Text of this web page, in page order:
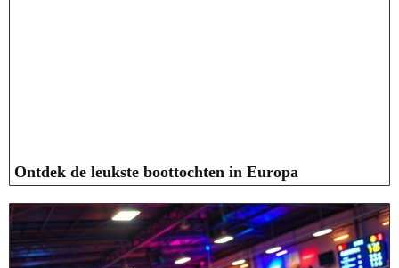
Ontdek de leukste boottochten in Europa